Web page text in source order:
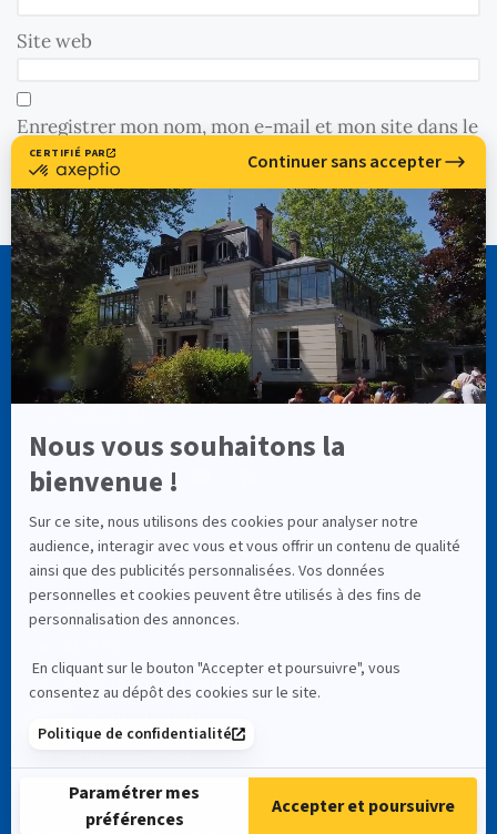
Site web
Enregistrer mon nom, mon e-mail et mon site dans le
navigateur pour mon prochain commentaire.
CASSIOPÉE FORMATION
info@cassiopee-formation.com
LIENS UTILES
À Propos
RNCP (Service Public)